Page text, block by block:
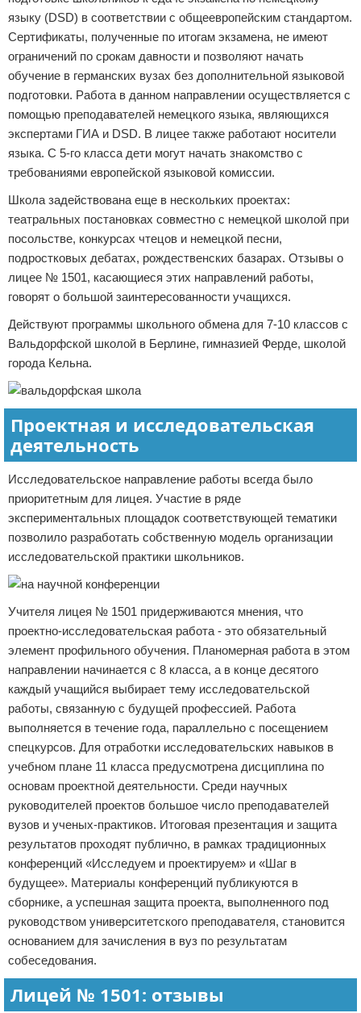
языку (DSD) в соответствии с общеевропейским стандартом.
Сертификаты, полученные по итогам экзамена, не имеют
ограничений по срокам давности и позволяют начать
обучение в германских вузах без дополнительной языковой
подготовки. Работа в данном направлении осуществляется с
помощью преподавателей немецкого языка, являющихся
экспертами ГИА и DSD. В лицее также работают носители
языка. С 5-го класса дети могут начать знакомство с
требованиями европейской языковой комиссии.
Школа задействована еще в нескольких проектах:
театральных постановках совместно с немецкой школой при
посольстве, конкурсах чтецов и немецкой песни,
подростковых дебатах, рождественских базарах. Отзывы о
лицее № 1501, касающиеся этих направлений работы,
говорят о большой заинтересованности учащихся.
Действуют программы школьного обмена для 7-10 классов с
Вальдорфской школой в Берлине, гимназией Ферде, школой
города Кельна.
Проектная и исследовательская
деятельность
Исследовательское направление работы всегда было
приоритетным для лицея. Участие в ряде
экспериментальных площадок соответствующей тематики
позволило разработать собственную модель организации
исследовательской практики школьников.
Учителя лицея № 1501 придерживаются мнения, что
проектно-исследовательская работа - это обязательный
элемент профильного обучения. Планомерная работа в этом
направлении начинается с 8 класса, а в конце десятого
каждый учащийся выбирает тему исследовательской
работы, связанную с будущей профессией. Работа
выполняется в течение года, параллельно с посещением
спецкурсов. Для отработки исследовательских навыков в
учебном плане 11 класса предусмотрена дисциплина по
основам проектной деятельности. Среди научных
руководителей проектов большое число преподавателей
вузов и ученых-практиков. Итоговая презентация и защита
результатов проходят публично, в рамках традиционных
конференций «Исследуем и проектируем» и «Шаг в
будущее». Материалы конференций публикуются в
сборнике, а успешная защита проекта, выполненного под
руководством университетского преподавателя, становится
основанием для зачисления в вуз по результатам
собеседования.
Лицей № 1501: отзывы